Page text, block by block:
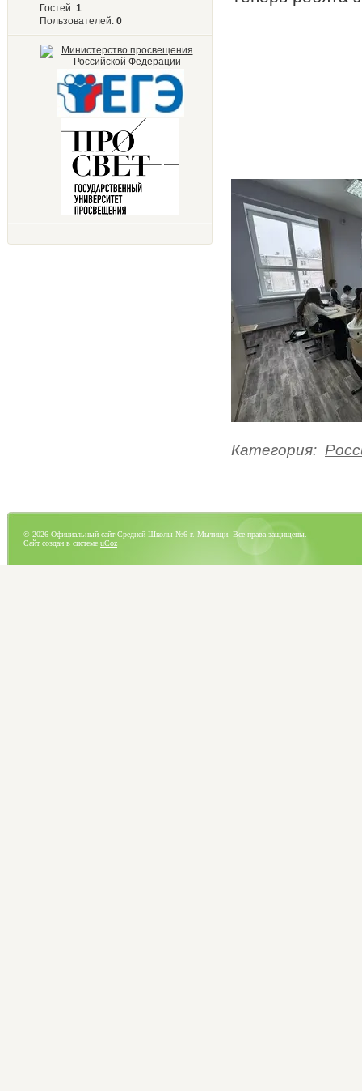
Гостей: 1
Пользователей: 0
Категория:
© 2026 Официальный сайт Средней Школы №6 г. Мытищи. Все права защищены.
Сайт создан в системе uCoz